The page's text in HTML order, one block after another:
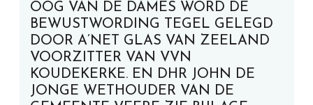
OOG VAN DE DAMES WORD DE
BEWUSTWORDING TEGEL GELEGD
DOOR A’NET GLAS VAN ZEELAND
VOORZITTER VAN VVN
KOUDEKERKE. EN DHR JOHN DE
JONGE WETHOUDER VAN DE